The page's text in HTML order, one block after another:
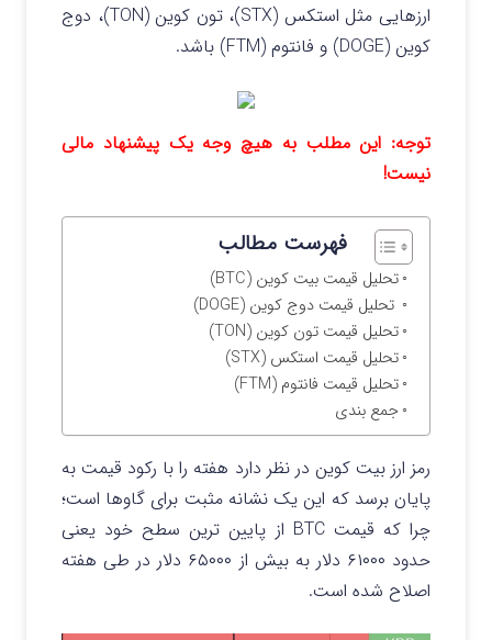
ارزهایی مثل استکس (STX)، تون کوین (TON)، دوج
کوین (DOGE) و فانتوم (FTM) باشد.
توجه: این مطلب به هیچ وجه یک پیشنهاد مالی
نیست!
فهرست مطالب
تحلیل قیمت بیت کوین (BTC)
تحلیل قیمت دوج کوین (DOGE)
تحلیل قیمت تون کوین (TON)
تحلیل قیمت استکس (STX)
تحلیل قیمت فانتوم (FTM)
جمع بندی
رمز ارز بیت کوین در نظر دارد هفته را با رکود قیمت به
پایان برسد که این یک نشانه مثبت برای گاوها است؛
چرا که قیمت BTC از پایین ترین سطح خود یعنی
حدود ۶۱۰۰۰ دلار به بیش از ۶۵۰۰۰ دلار در طی هفته
اصلاح شده است.